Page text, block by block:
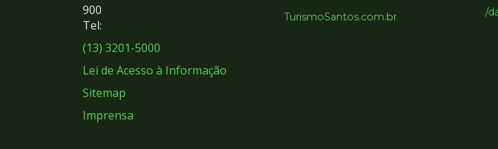
Sociais
900
Tel:
(13) 3201-5000
Lei de Acesso à Informação
Sitemap
Imprensa
TurismoSantos.com.br /